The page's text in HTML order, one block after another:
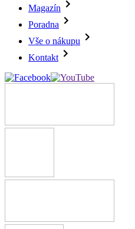
Magazín
Poradna
Vše o nákupu
Kontakt